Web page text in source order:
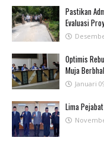
Pastikan
Evaluasi
Optimis
Muja
Januari
Lima